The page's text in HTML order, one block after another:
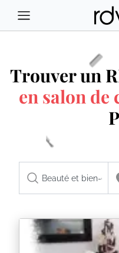
Trouver un
en salon de